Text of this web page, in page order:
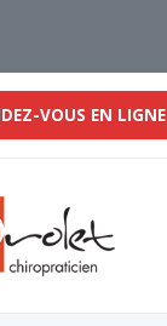
VOUS EN LIGNE